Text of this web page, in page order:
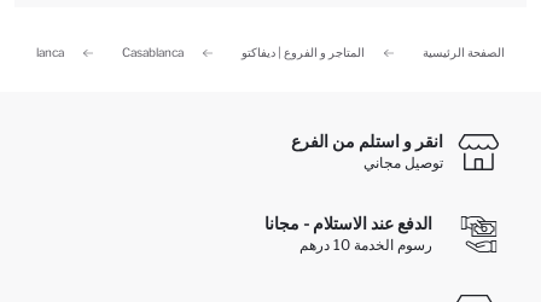
الصفحة الرئيسية المتاجر و الفروع | ديفاكتو Casablanca
Casablanca
انقر و استلم من الفرع
توصيل مجاني
الدفع عند الاستلام - مجانا
رسوم الخدمة 10 درهم